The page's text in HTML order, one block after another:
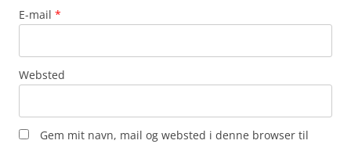
E-mail *
Websted
Gem mit navn, mail og websted i denne browser til